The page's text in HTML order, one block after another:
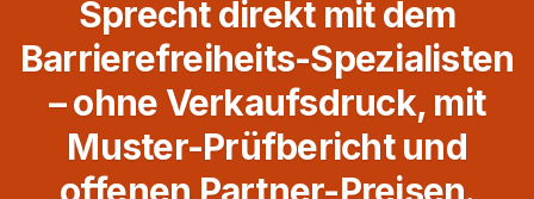
Sprecht direkt mit dem
Barrierefreiheits-Spezialisten
– ohne Verkaufsdruck, mit
Muster-Prüfbericht und